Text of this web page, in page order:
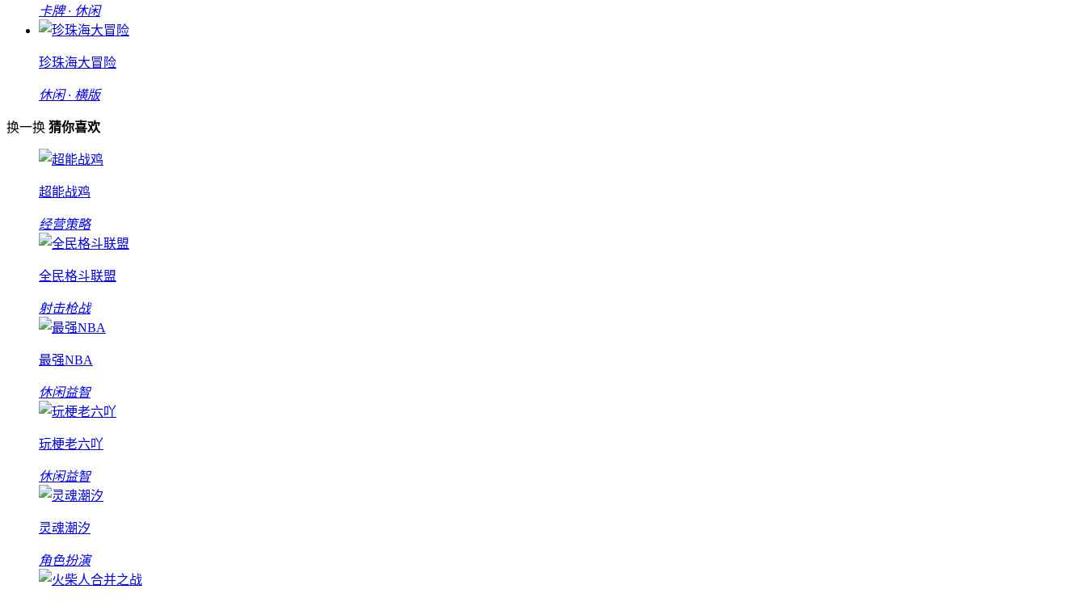
卡牌 · 休闲
珍珠海大冒险
休闲 · 横版
换一换 猜你喜欢
超能战鸡
经营策略
全民格斗联盟
射击枪战
最强NBA
休闲益智
玩梗老六吖
休闲益智
灵魂潮汐
角色扮演